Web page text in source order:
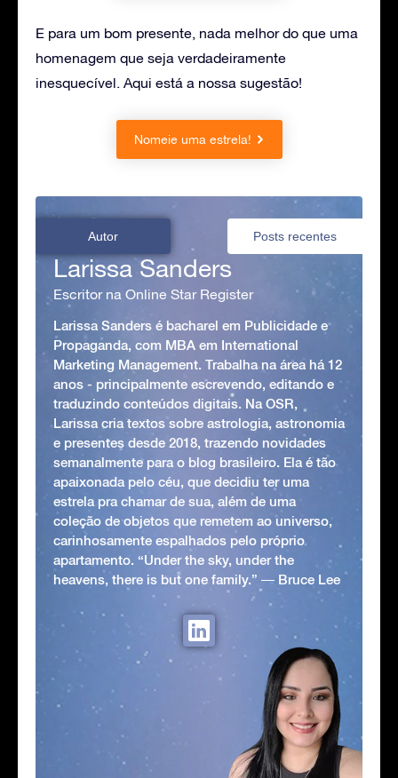
E para um bom presente, nada melhor do que uma
homenagem que seja verdadeiramente
inesquecível. Aqui está a nossa sugestão!
Nomeie uma estrela!
Autor Posts recentes
Larissa Sanders
Escritor na Online Star Register
Larissa Sanders é bacharel em Publicidade e
Propaganda, com MBA em International
Marketing Management. Trabalha na área há 12
anos - principalmente escrevendo, editando e
traduzindo conteúdos digitais. Na OSR,
Larissa cria textos sobre astrologia, astronomia
e presentes desde 2018, trazendo novidades
semanalmente para o blog brasileiro. Ela é tão
apaixonada pelo céu, que decidiu ter uma
estrela pra chamar de sua, além de uma
coleção de objetos que remetem ao universo,
carinhosamente espalhados pelo próprio
apartamento. “Under the sky, under the
heavens, there is but one family.” ― Bruce Lee